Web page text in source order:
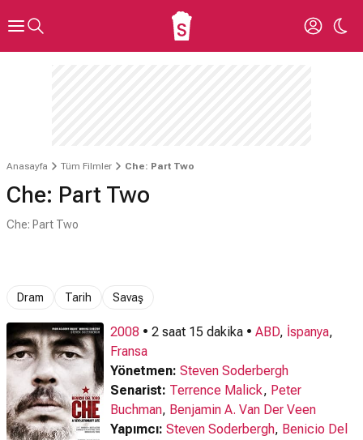
Anasayfa Tüm Filmler Che: Part Two
Che: Part Two
Che: Part Two
Dram Tarih Savaş
2008 • 2 saat 15 dakika • ABD, İspanya,
Fransa
Yönetmen: Steven Soderbergh
Senarist: Terrence Malick, Peter
Buchman, Benjamin A. Van Der Veen
Yapımcı: Steven Soderbergh, Benicio Del